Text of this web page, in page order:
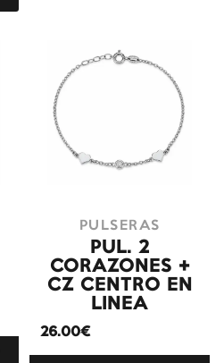
PULSERAS
PUL. 2
CORAZONES +
CZ CENTRO EN
LINEA
26.00€